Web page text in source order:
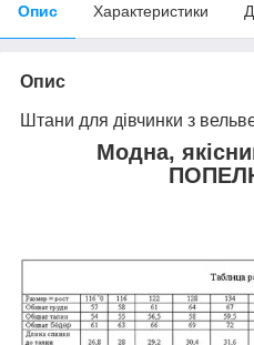
Опис Характеристики
Опис
Штани для дівчинки з
Модна,